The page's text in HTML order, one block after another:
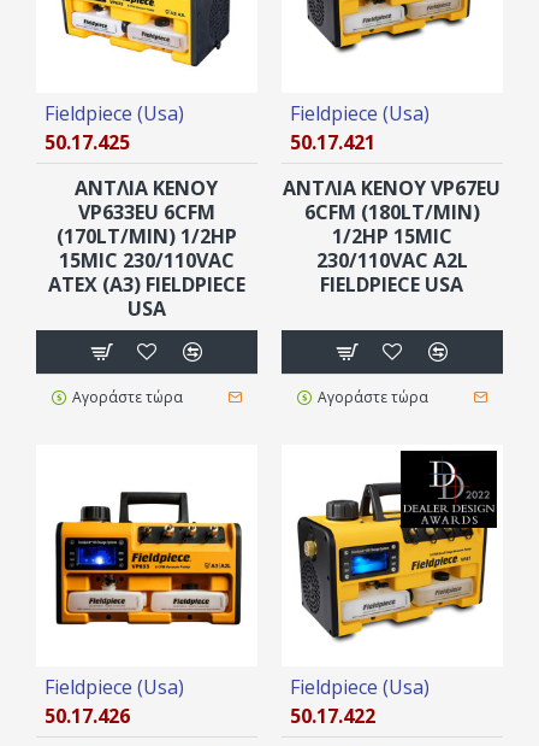
Fieldpiece (Usa)
50.17.425
ΑΝΤΛΙΑ ΚΕΝΟΥ
VP633EU 6CFM
(170LT/MIN) 1/2HP
15MIC 230/110VAC
ATEX (A3) FIELDPIECE
USA
Αγοράστε τώρα
Fieldpiece (Usa)
50.17.421
ΑΝΤΛΙΑ ΚΕΝΟΥ VP67EU
6CFM (180LT/MIN)
1/2HP 15MIC
230/110VAC A2L
FIELDPIECE USA
Αγοράστε τώρα
Fieldpiece (Usa)
50.17.426
Fieldpiece (Usa)
50.17.422